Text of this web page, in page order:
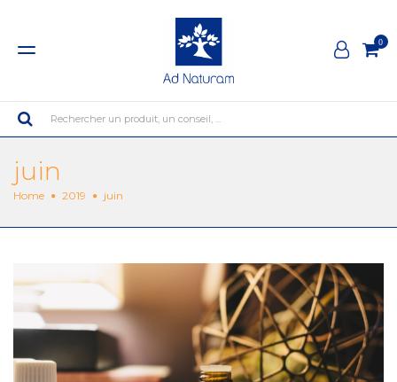
0
Rechercher un produit, un conseil, ...
juin
Home 2019 juin